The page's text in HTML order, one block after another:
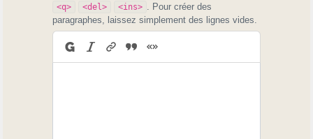
<q> <del> <ins>
. Pour créer des
paragraphes, laissez simplement des lignes vides.